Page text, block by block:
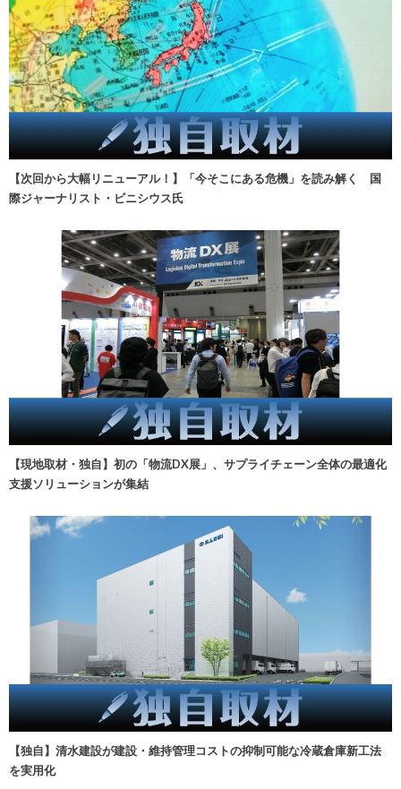
【次回から大幅リニューアル！】「今そこにある危機」を読み解く 国
際ジャーナリスト・ビニシウス氏
【現地取材・独自】初の「物流DX展」、サプライチェーン全体の最適化
支援ソリューションが集結
【独自】清水建設が建設・維持管理コストの抑制可能な冷蔵倉庫新工法
を実用化